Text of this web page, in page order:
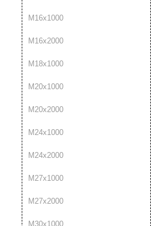
М16х1000
М16х2000
М18х1000
М20х1000
М20х2000
М24х1000
М24х2000
М27х1000
М27х2000
М30х1000